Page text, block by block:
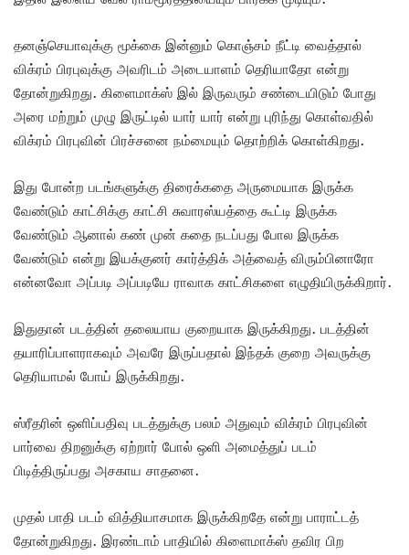
தனஞ்செயாவுக்கு மூக்கை இன்னும் கொஞ்சம் நீட்டி வைத்தால்
விக்ரம் பிரபுவுக்கு அவரிடம் அடையாளம் தெரியாதோ என்று
தோன்றுகிறது. கிளைமாக்ஸ் இல் இருவரும் சண்டையிடும் போது
அரை மற்றும் முழு இருட்டில் யார் யார் என்று புரிந்து கொள்வதில்
விக்ரம் பிரபுவின் பிரச்சனை நம்மையும் தொற்றிக் கொள்கிறது.
இது போன்ற படங்களுக்கு திரைக்கதை அருமையாக இருக்க
வேண்டும் காட்சிக்கு காட்சி சுவாரஸ்யத்தை கூட்டி இருக்க
வேண்டும் ஆனால் கண் முன் கதை நடப்பது போல இருக்க
வேண்டும் என்று இயக்குனர் கார்த்திக் அத்வைத் விரும்பினாரோ
என்னவோ அப்படி அப்படியே ராவாக காட்சிகளை எழுதியிருக்கிறார்.
இதுதான் படத்தின் தலையாய குறையாக இருக்கிறது. படத்தின்
தயாரிப்பாளராகவும் அவரே இருப்பதால் இந்தக் குறை அவருக்கு
தெரியாமல் போய் இருக்கிறது.
ஸ்ரீதரின் ஒளிப்பதிவு படத்துக்கு பலம் அதுவும் விக்ரம் பிரபுவின்
பார்வை திறனுக்கு ஏற்றார் போல் ஒளி அமைத்துப் படம்
பிடித்திருப்பது அசகாய சாதனை.
முதல் பாதி படம் வித்தியாசமாக இருக்கிறதே என்று பாராட்டத்
தோன்றுகிறது. இரண்டாம் பாதியில் கிளைமாக்ஸ் தவிர பிற